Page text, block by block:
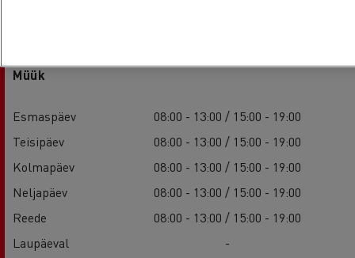
Müük
Esmaspäev
08:00 - 13:00 / 15:00 - 19:00
Teisipäev
08:00 - 13:00 / 15:00 - 19:00
Kolmapäev
08:00 - 13:00 / 15:00 - 19:00
Neljapäev
08:00 - 13:00 / 15:00 - 19:00
Reede
08:00 - 13:00 / 15:00 - 19:00
Laupäeval
-